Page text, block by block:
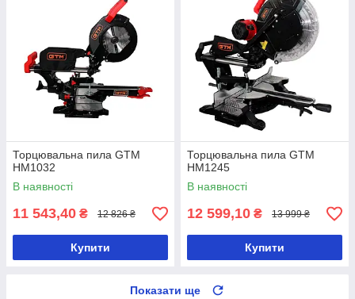
Торцювальна пила GTM
HM1032
В наявності
11 543,40 ₴ 12 826 ₴
Купити
Торцювальна пила GTM
HM1245
В наявності
12 599,10 ₴ 13 999 ₴
Купити
Показати ще